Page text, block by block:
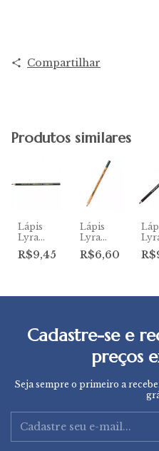
Compartilhar
Produtos similares
Lápis
Lyra
Rembrandt
Carbono
R$9,45
Lápis
Lyra
Rembrandt
Grafite
R$6,60
Cadastre-se e
preços
Seja sempre o primeiro a